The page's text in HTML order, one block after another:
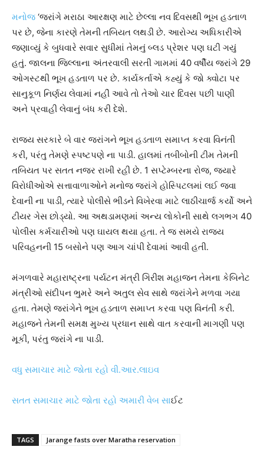
મનોજ ‘જરાંગે મરાઠા આરક્ષણ માટે છેલ્લા નવ દિવસથી ભૂખ હડતાળ
પર છે, જેના કારણે તેમની તબિયત લથડી છે. આરોગ્ય અધિકારીએ
જણાવ્યું કે બુધવારે સવાર સુધીમાં તેમનું બ્લડ પ્રેશર પણ ઘટી ગયું
હતું. જાલના જિલ્લાના અંતરવાલી સરતી ગામમાં 40 વર્ષીય જરાંગે 29
ઓગસ્ટથી ભૂખ હડતાળ પર છે. કાર્યકર્તાએ કહ્યું કે જો ક્વોટા પર
સાનુકૂળ નિર્ણય લેવામાં નહીં આવે તો તેઓ ચાર દિવસ પછી પાણી
અને પ્રવાહી લેવાનું બંધ કરી દેશે.
રાજ્ય સરકારે બે વાર જરાંગને ભૂખ હડતાળ સમાપ્ત કરવા વિનંતી
કરી, પરંતુ તેમણે સ્પષ્ટપણે ના પાડી. હાલમાં તબીબોની ટીમ તેમની
તબિયત પર સતત નજર રાખી રહી છે. 1 સપ્ટેમ્બરના રોજ, જ્યારે
વિરોધીઓએ સત્તાવાળાઓને મનોજ જરાંગે હોસ્પિટલમાં લઈ જવા
દેવાની ના પાડી, ત્યારે પોલીસે ભીડને વિખેરવા માટે લાઠીચાર્જ કર્યો અને
ટીયર ગેસ છોડ્યો. આ અથડામણમાં અન્ય લોકોની સાથે લગભગ 40
પોલીસ કર્મચારીઓ પણ ઘાયલ થયા હતા. તે જ સમયે રાજ્ય
પરિવહનની 15 બસોને પણ આગ ચાંપી દેવામાં આવી હતી.
મંગળવારે મહારાષ્ટ્રના પર્યટન મંત્રી ગિરીશ મહાજન તેમના કેબિનેટ
મંત્રીઓ સંદીપન ભુમરે અને અતુલ સેવ સાથે જરાંગેને મળવા ગયા
હતા. તેમણે જરાંગેને ભૂખ હડતાળ સમાપ્ત કરવા પણ વિનંતી કરી.
મહાજને તેમની સમક્ષ મુખ્ય પ્રધાન સાથે વાત કરવાની માગણી પણ
મૂકી, પરંતુ જરાંગે ના પાડી.
વધુ સમાચાર માટે જોતા રહો વી.આર.લાઇવ
સતત સમાચાર માટે જોતા રહો અમારી વેબ સાઈટ
TAGS
Jarange fasts over Maratha reservation